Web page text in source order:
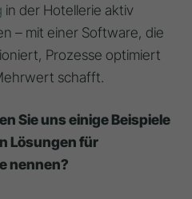
in der Hotellerie aktiv
– mit einer Software, die
Prozesse optimiert
schafft.
Sie uns einige Beispiele
Lösungen für
nennen?